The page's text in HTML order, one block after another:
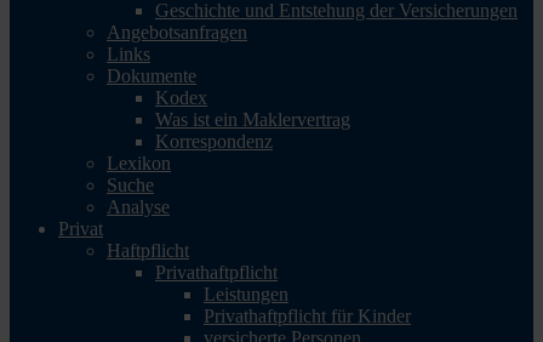
Geschichte und Entstehung der Versicherungen
Angebotsanfragen
Links
Dokumente
Kodex
Was ist ein Maklervertrag
Korrespondenz
Lexikon
Suche
Analyse
Privat
Haftpflicht
Privathaftpflicht
Leistungen
Privathaftpflicht für Kinder